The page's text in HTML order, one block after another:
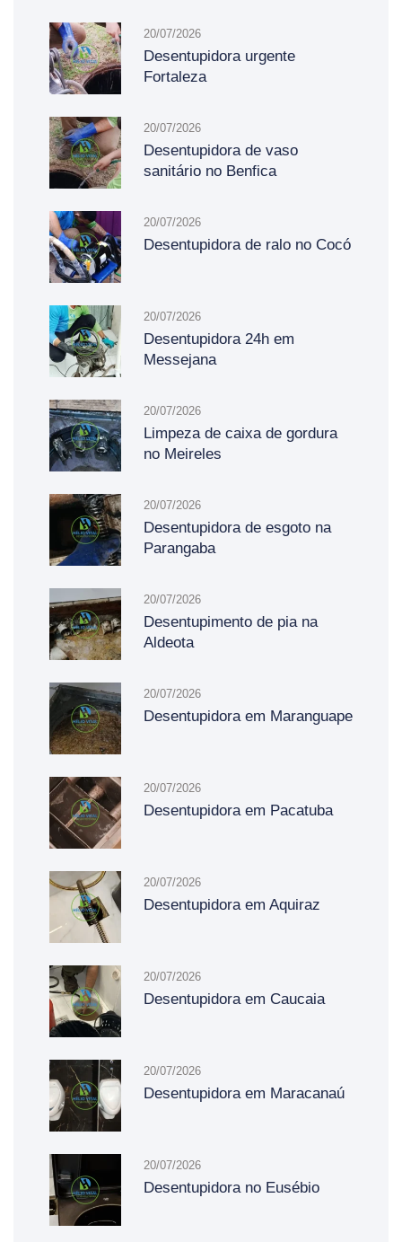
20/07/2026
Desentupidora urgente
Fortaleza
20/07/2026
Desentupidora de vaso
sanitário no Benfica
20/07/2026
Desentupidora de ralo no Cocó
20/07/2026
Desentupidora 24h em
Messejana
20/07/2026
Limpeza de caixa de gordura
no Meireles
20/07/2026
Desentupidora de esgoto na
Parangaba
20/07/2026
Desentupimento de pia na
Aldeota
20/07/2026
Desentupidora em Maranguape
20/07/2026
Desentupidora em Pacatuba
20/07/2026
Desentupidora em Aquiraz
20/07/2026
Desentupidora em Caucaia
20/07/2026
Desentupidora em Maracanaú
20/07/2026
Desentupidora no Eusébio